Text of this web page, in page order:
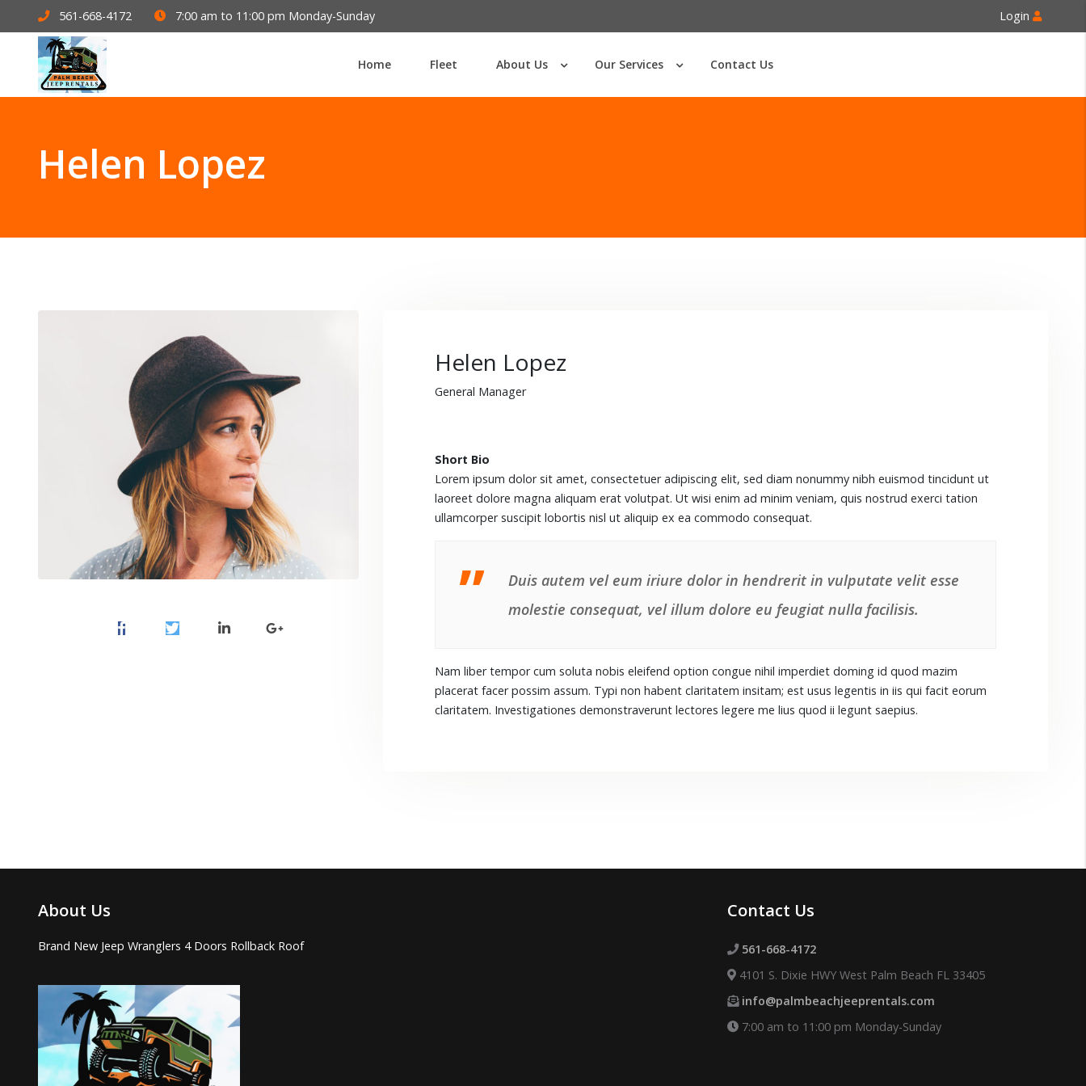
561-668-4172 7:00 am to 11:00 pm Monday-Sunday Login
Home Fleet About Us Our Services Contact Us
Helen Lopez
Helen Lopez
General Manager
Short Bio
Lorem ipsum dolor sit amet, consectetuer adipiscing elit, sed diam nonummy nibh euismod tincidunt ut
laoreet dolore magna aliquam erat volutpat. Ut wisi enim ad minim veniam, quis nostrud exerci tation
ullamcorper suscipit lobortis nisl ut aliquip ex ea commodo consequat.
Duis autem vel eum iriure dolor in hendrerit in vulputate velit esse
molestie consequat, vel illum dolore eu feugiat nulla facilisis.
Nam liber tempor cum soluta nobis eleifend option congue nihil imperdiet doming id quod mazim
placerat facer possim assum. Typi non habent claritatem insitam; est usus legentis in iis qui facit eorum
claritatem. Investigationes demonstraverunt lectores legere me lius quod ii legunt saepius.
About Us
Brand New Jeep Wranglers 4 Doors Rollback Roof
Contact Us
561-668-4172
4101 S. Dixie HWY West Palm Beach FL 33405
info@palmbeachjeeprentals.com
7:00 am to 11:00 pm Monday-Sunday